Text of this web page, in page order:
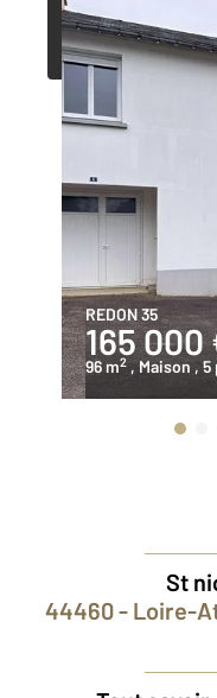
REDON 35
165 000
96 m2 , Maison , 5
St
44460 - Loire-